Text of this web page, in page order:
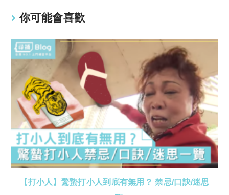
你可能會喜歡
【打小人】驚蟄打小人到底有無用？ 禁忌/口訣/迷思